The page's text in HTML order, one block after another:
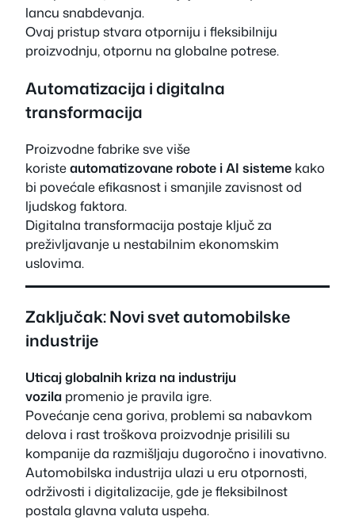
lancu snabdevanja.
Ovaj pristup stvara otporniju i fleksibilniju
proizvodnju, otpornu na globalne potrese.
Automatizacija i digitalna
transformacija
Proizvodne fabrike sve više
koristeautomatizovane robote i AI sisteme kako
bi povećale efikasnost i smanjile zavisnost od
ljudskog faktora.
Digitalna transformacija postaje ključ za
preživljavanje u nestabilnim ekonomskim
uslovima.
Zaključak: Novi svet automobilske
industrije
Uticaj globalnih kriza na industriju
vozila promenio je pravila igre.
Povećanje cena goriva, problemi sa nabavkom
delova i rast troškova proizvodnje prisilili su
kompanije da razmišljaju dugoročno i inovativno.
Automobilska industrija ulazi u eru otpornosti,
održivosti i digitalizacije, gde je fleksibilnost
postala glavna valuta uspeha.